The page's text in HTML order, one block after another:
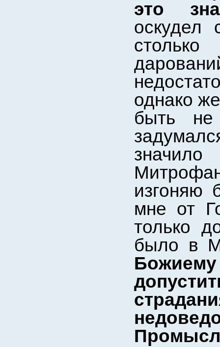
это
оскудел
однако
быть не
изгоняю
мне от
только
было в